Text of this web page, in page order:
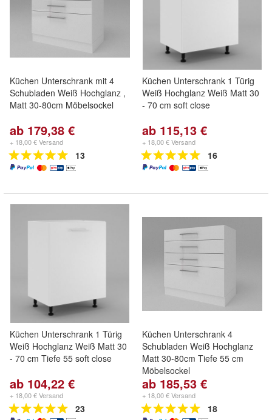
Küchen Unterschrank mit 4
Schubladen Weiß Hochglanz ,
Matt 30-80cm Möbelsockel
ab 179,38 €
+ 18,00 € Versand
13
Küchen Unterschrank 1 Türig
Weiß Hochglanz Weiß Matt 30
- 70 cm soft close
ab 115,13 €
+ 18,00 € Versand
16
Küchen Unterschrank 1 Türig
Weiß Hochglanz Weiß Matt 30
- 70 cm Tiefe 55 soft close
ab 104,22 €
+ 18,00 € Versand
23
Küchen Unterschrank 4
Schubladen Weiß Hochglanz
Matt 30-80cm Tiefe 55 cm
Möbelsockel
ab 185,53 €
+ 18,00 € Versand
18